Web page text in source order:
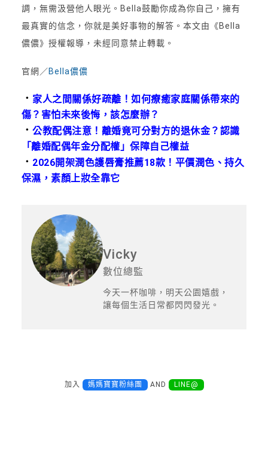
調，無需汲營他人眼光。Bella鼓勵你成為你自己，擁有
最真實的信念，你就是美好事物的解答。本文由《Bella
儂儂》授權報導，未經同意禁止轉載。
官網／Bella儂儂
． 家人之間關係好疏離！如何療癒家庭關係帶來的
傷？害怕未來後悔，該怎麼辦？
．公教配偶注意！離婚竟可分對方的退休金？認識
「離婚配偶年金分配權」保障自己權益
． 2026開架潤色護唇膏推薦18款！平價潤色、持久
保濕，素顏上妝全靠它
Vicky
數位總監
今天一杯咖啡，明天公園嬉戲，
讓每個生活日常都閃閃發光。
加入 媽媽寶寶粉絲團 AND LINE@